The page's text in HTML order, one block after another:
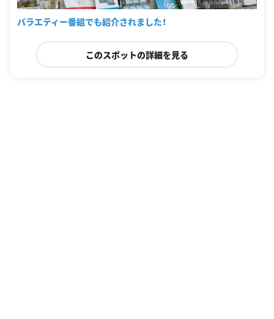
バラエティー番組でも紹介されました！
このスポットの詳細を見る